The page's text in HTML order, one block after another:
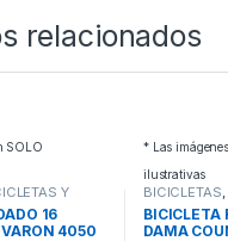
relacionados
SOLO
Y
16
4050
* Las
ilustrativas
BICICLETAS,
RODADOS
BICICLETA
DAMA